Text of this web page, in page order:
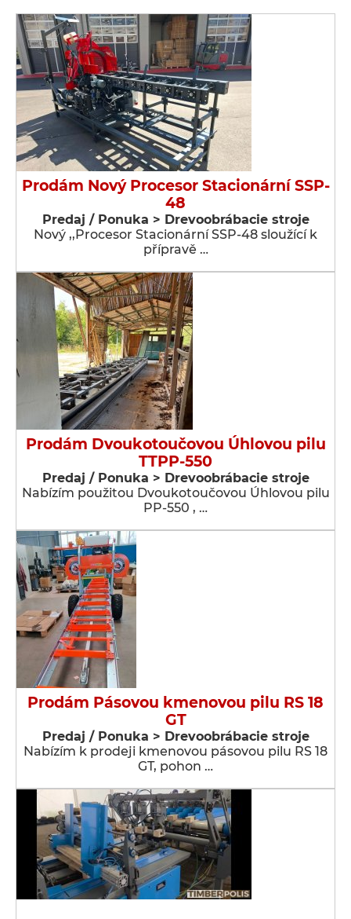
Prodám Nový Procesor Stacionární SSP-
48
Predaj / Ponuka > Drevoobrábacie stroje
Nový ,,Procesor Stacionární SSP-48 sloužící k
přípravě …
Prodám Dvoukotoučovou Úhlovou pilu
TTPP-550
Predaj / Ponuka > Drevoobrábacie stroje
Nabízím použitou Dvoukotoučovou Úhlovou pilu
PP-550 , …
Prodám Pásovou kmenovou pilu RS 18
GT
Predaj / Ponuka > Drevoobrábacie stroje
Nabízím k prodeji kmenovou pásovou pilu RS 18
GT, pohon …